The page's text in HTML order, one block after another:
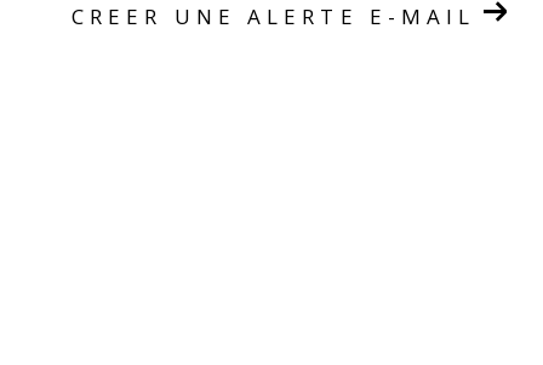
CREER UNE ALERTE E-MAIL